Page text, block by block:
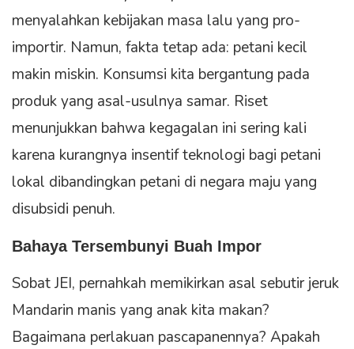
menyalahkan kebijakan masa lalu yang pro-
importir. Namun, fakta tetap ada: petani kecil
makin miskin. Konsumsi kita bergantung pada
produk yang asal-usulnya samar. Riset
menunjukkan bahwa kegagalan ini sering kali
karena kurangnya insentif teknologi bagi petani
lokal dibandingkan petani di negara maju yang
disubsidi penuh.
Bahaya Tersembunyi Buah Impor
Sobat JEI, pernahkah memikirkan asal sebutir jeruk
Mandarin manis yang anak kita makan?
Bagaimana perlakuan pascapanennya? Apakah